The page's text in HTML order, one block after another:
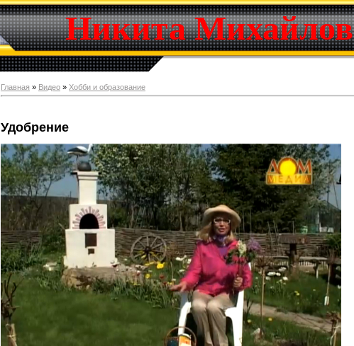
Никита Михайлов
Главная » Видео » Хобби и образование
Удобрение